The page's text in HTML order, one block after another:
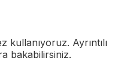
kullanıyoruz. Ayrıntılı
bakabilirsiniz.